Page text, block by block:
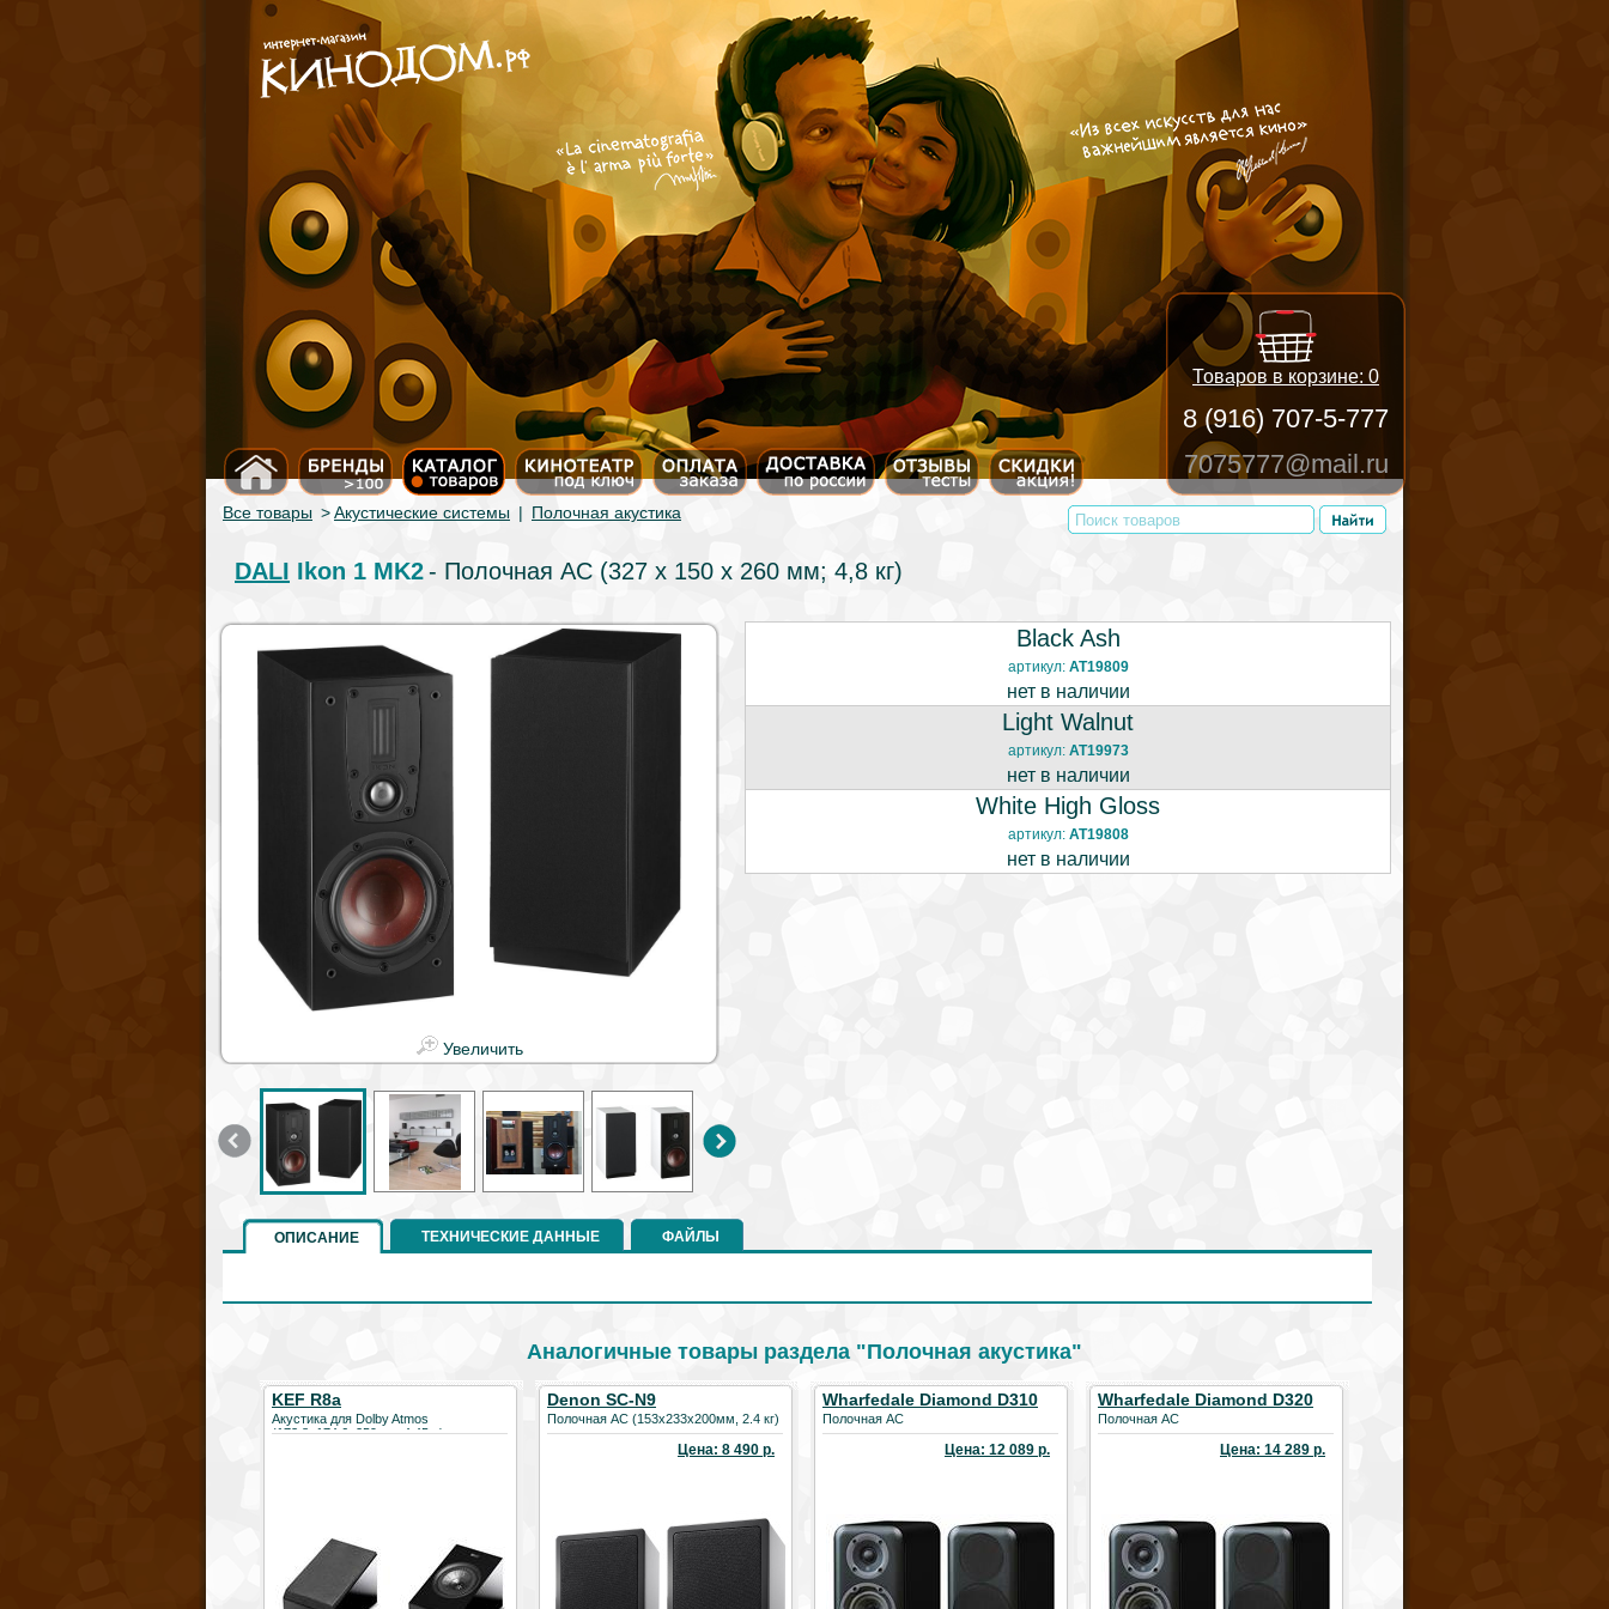
Товаров в корзине: 0
8 (916) 707-5-777
7075777@mail.ru
Все товары >Акустические системы | Полочная акустика
DALI Ikon 1 MK2- Полочная АС (327 x 150 x 260 мм; 4,8 кг)
Увеличить
Black Ash
артикул: AT19809
нет в наличии
Light Walnut
артикул: AT19973
нет в наличии
White High Gloss
артикул: AT19808
нет в наличии
ОПИСАНИЕ ТЕХНИЧЕСКИЕ ДАННЫЕ ФАЙЛЫ
Аналогичные товары раздела "Полочная акустика"
KEF R8a
Акустика для Dolby Atmos
(173.8х174.6х259мм, 4.45кг)
Denon SC-N9
Полочная АС (153х233х200мм, 2.4 кг)
Цена: 8 490 р.
Wharfedale Diamond D310
Полочная АС
Цена: 12 089 р.
Wharfedale Diamond D320
Полочная АС
Цена: 14 289 р.